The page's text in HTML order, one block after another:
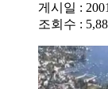
게시일 :
조회수 :